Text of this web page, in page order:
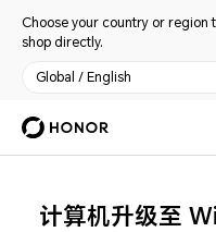
Choose your country or region
shop directly.
Global / English
计算机升级至